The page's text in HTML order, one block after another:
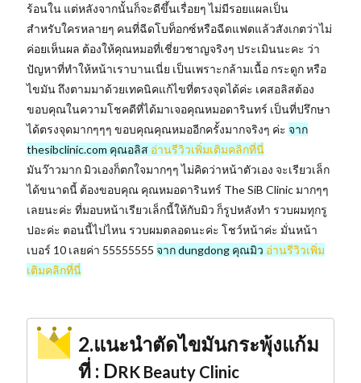
ร้อนใน แต่หลังจากนั้นก็จะดีขึ้นเรื่อยๆ ไม่มีรอยแผลเป็น
สำหรับใครหลายๆ คนที่ฉีดโบท็อกซ์หรือฉีดแฟตแล้วสังเกตว่าไม่
ค่อยเห็นผล ต้องให้คุณหมอที่เชี่ยวชาญจริงๆ ประเมินนะคะ ว่า
ปัญหาที่ทำให้หน้าเราบานเนี่ย เป็นเพราะกล้ามเนื้อ กระดูก หรือ
ไขมัน ถึงตามมาด้วยเทคนิคแก้ไขที่ตรงจุดได้ค่ะ เคสอลิสต้อง
ขอบคุณในความโชคดีที่ได้มาเจอคุณหมอดารินทร์ เป็นที่ปรึกษา
ได้ตรงจุดมากๆๆๆ ขอบคุณคุณหมออีกครั้งมากจริงๆ ค่ะ จาก
thesibclinic.com คุณอลิส อ่านรีวิวเพิ่มเติมคลิกที่นี่
มันว๊าวมาก มิวเองก็ตกใจมากๆๆ ไม่คิดว่าหน้าตัวเอง จะเรียวเล็ก
ได้ขนาดนี้ ต้องขอบคุณ คุณหมอดารินทร์ The SiB Clinic มากๆๆ
เลยนะค่ะ ที่มอบหน้าเรียวเล็กนี้ให้กับมิว ก็รูปหลังทำ รวบผมทุกรู
ปอะค่ะ ตอนนี้ไปไหน รวบผมตลอดนะค่ะ โชว์หน้าค่ะ มั่นหน้า
เบอร์ 10 เลยค่า 55555555 จาก dungdong คุณมิว อ่านรีวิวเพิ่ม
เติมคลิกที่นี่
2.แนะนำตัดไขมันกระพุ้งแก้ม
ที่ : DRK Beauty Clinic